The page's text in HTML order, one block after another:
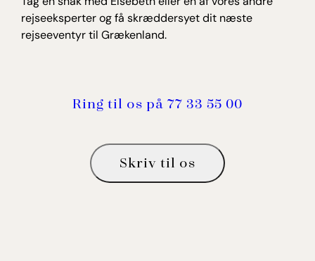
rejseeksperter og få skræddersyet dit næste
rejseeventyr til Grækenland.
Ring til os på 77 33 55 00
Skriv til os